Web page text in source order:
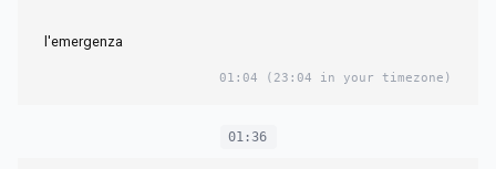
l'emergenza
01:04 (23:04 in your timezone)
01:36